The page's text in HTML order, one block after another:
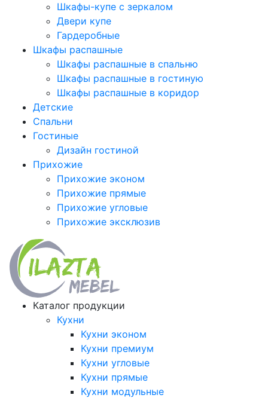
Шкафы-купе с зеркалом
Двери купе
Гардеробные
Шкафы распашные
Шкафы распашные в спальню
Шкафы распашные в гостиную
Шкафы распашные в коридор
Детские
Спальни
Гостиные
Дизайн гостиной
Прихожие
Прихожие эконом
Прихожие прямые
Прихожие угловые
Прихожие эксклюзив
Каталог продукции
Кухни
Кухни эконом
Кухни премиум
Кухни угловые
Кухни прямые
Кухни модульные